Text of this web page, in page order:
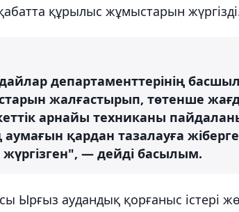
құрылыс жұмыстарын
департаменттерінің
жалғастырып, төтенше
арнайы техниканы
қардан тазалауға
— дейді басылым.
Ырғыз аудандық қорғаныс істері